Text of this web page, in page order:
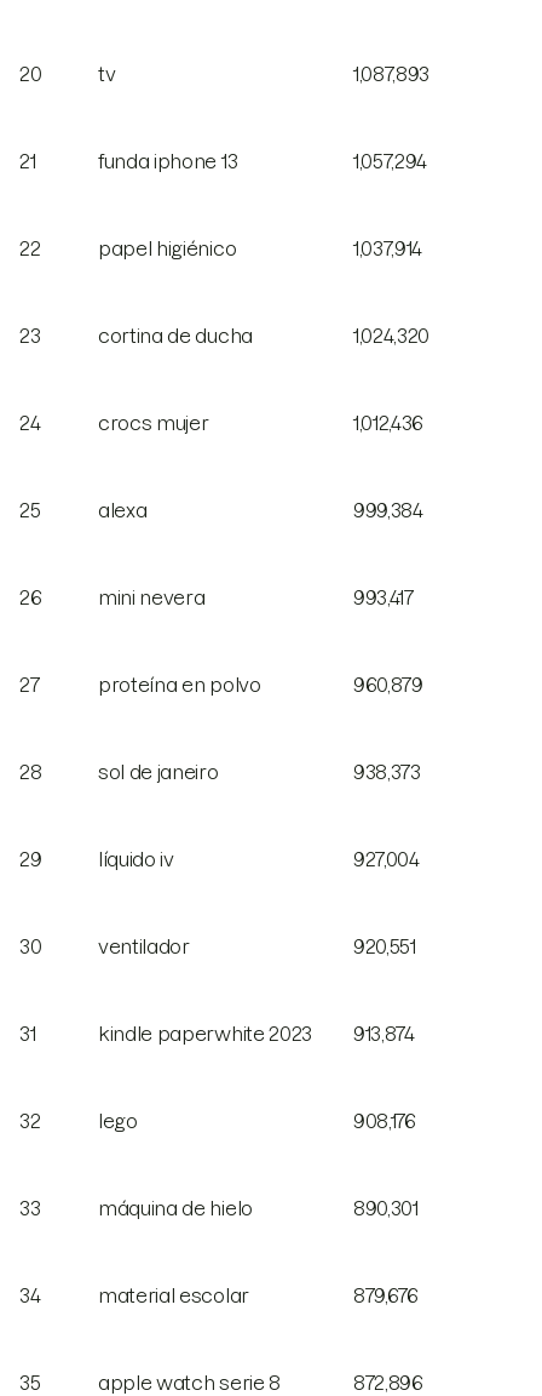
20 tv 1,087,893
21 funda iphone 13 1,057,294
22 papel higiénico 1,037,914
23 cortina de ducha 1,024,320
24 crocs mujer 1,012,436
25 alexa 999,384
26 mini nevera 993,417
27 proteína en polvo 960,879
28 sol de janeiro 938,373
29 líquido iv 927,004
30 ventilador 920,551
31 kindle paperwhite 2023 913,874
32 lego 908,176
33 máquina de hielo 890,301
34 material escolar 879,676
35 apple watch serie 8 872,896